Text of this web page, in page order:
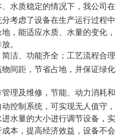
水质稳定的情况下，我公司在
考虑了设备在生产运行过程中
，能适应水质、水量的变化，
。
洁、功能齐全；工艺流程合理
间距，节省占地，并保证绿化
理及维修，节能、动力消耗和
控制系统，可实现无人值守，
水量的大小进行调节设备，实
本，提高经济效益，设备不会